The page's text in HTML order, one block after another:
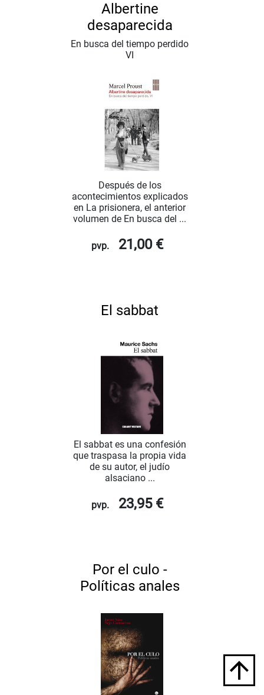
Albertine
desaparecida
En busca del tiempo perdido
VI
Después de los
acontecimientos explicados
en La prisionera, el anterior
volumen de En busca del ...
pvp. 21,00 €
El sabbat
El sabbat es una confesión
que traspasa la propia vida
de su autor, el judío
alsaciano ...
pvp. 23,95 €
Por el culo -
Políticas anales